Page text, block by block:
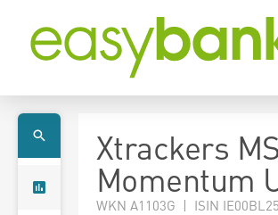
Xtrackers
Momentum
WKN A1103G | ISIN